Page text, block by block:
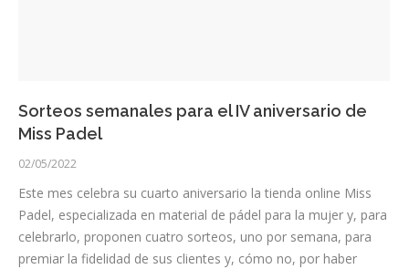
Sorteos semanales para el IV aniversario de
Miss Padel
02/05/2022
Este mes celebra su cuarto aniversario la tienda online Miss
Padel, especializada en material de pádel para la mujer y, para
celebrarlo, proponen cuatro sorteos, uno por semana, para
premiar la fidelidad de sus clientes y, cómo no, por haber